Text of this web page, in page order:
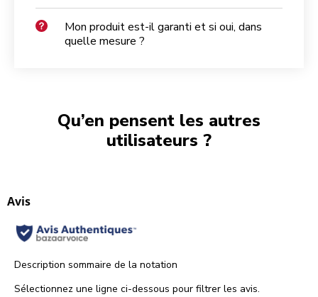
Mon produit est-il garanti et si oui, dans
quelle mesure ?
Qu’en pensent les autres
utilisateurs ?